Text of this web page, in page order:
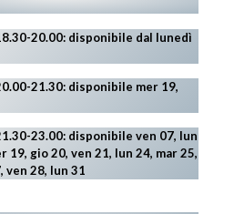
20.00: disponibile dal lunedì
21.30: disponibile mer 19,
23.00: disponibile ven 07, lun
19, gio 20, ven 21, lun 24, mar 25,
ven 28, lun 31